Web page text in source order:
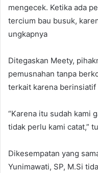
mengecek. Ketika ada
tercium bau busuk,
ungkapnya
Ditegaskan Meety,
pemusnahan tanpa
terkait karena berinsiatif
“Karena itu sudah kami
tidak perlu kami catat,”
Dikesempatan yang
Yunimawati, SP, M.Si